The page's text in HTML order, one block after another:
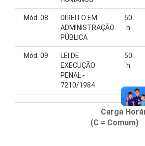
Mód. 08
DIREITO EM
ADMINISTRAÇÃO
PÚBLICA
50
h
Mód. 09
LEI DE
EXECUÇÃO
PENAL -
7210/1984
50
h
Carga
(C =